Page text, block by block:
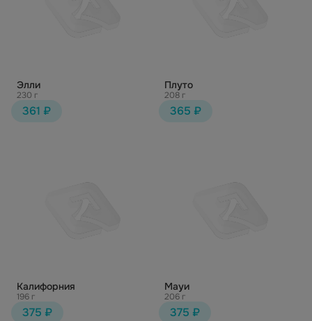
Элли
230 г
361 ₽
Плуто
208 г
365 ₽
Калифорния
196 г
375 ₽
Мауи
206 г
375 ₽